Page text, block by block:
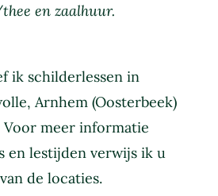
en zaalhuur.
ik schilderlessen in
Arnhem (Oosterbeek)
meer informatie
en lestijden verwijs ik u
de locaties.